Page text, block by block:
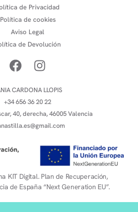
de Privacidad
Política de cookies
Aviso Legal
de Devolución
CARDONA LLOPIS
+34 656 36 20 22
40, derecha, 46005 Valencia
KIT Digital. Plan de Recuperación,
de España “Next Generation EU”.